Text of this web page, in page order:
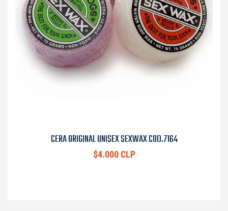
CERA ORIGINAL UNISEX SEXWAX COD.7164
$4.000 CLP